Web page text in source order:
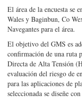
El área de la encuesta se
Wales y Baginbun, Co
Navegantes para el área.
El objetivo del GMS es
confirmación de una ruta
Directa de Alta Tensión
evaluación del riesgo de
para las aplicaciones de
seleccionada se diseñe